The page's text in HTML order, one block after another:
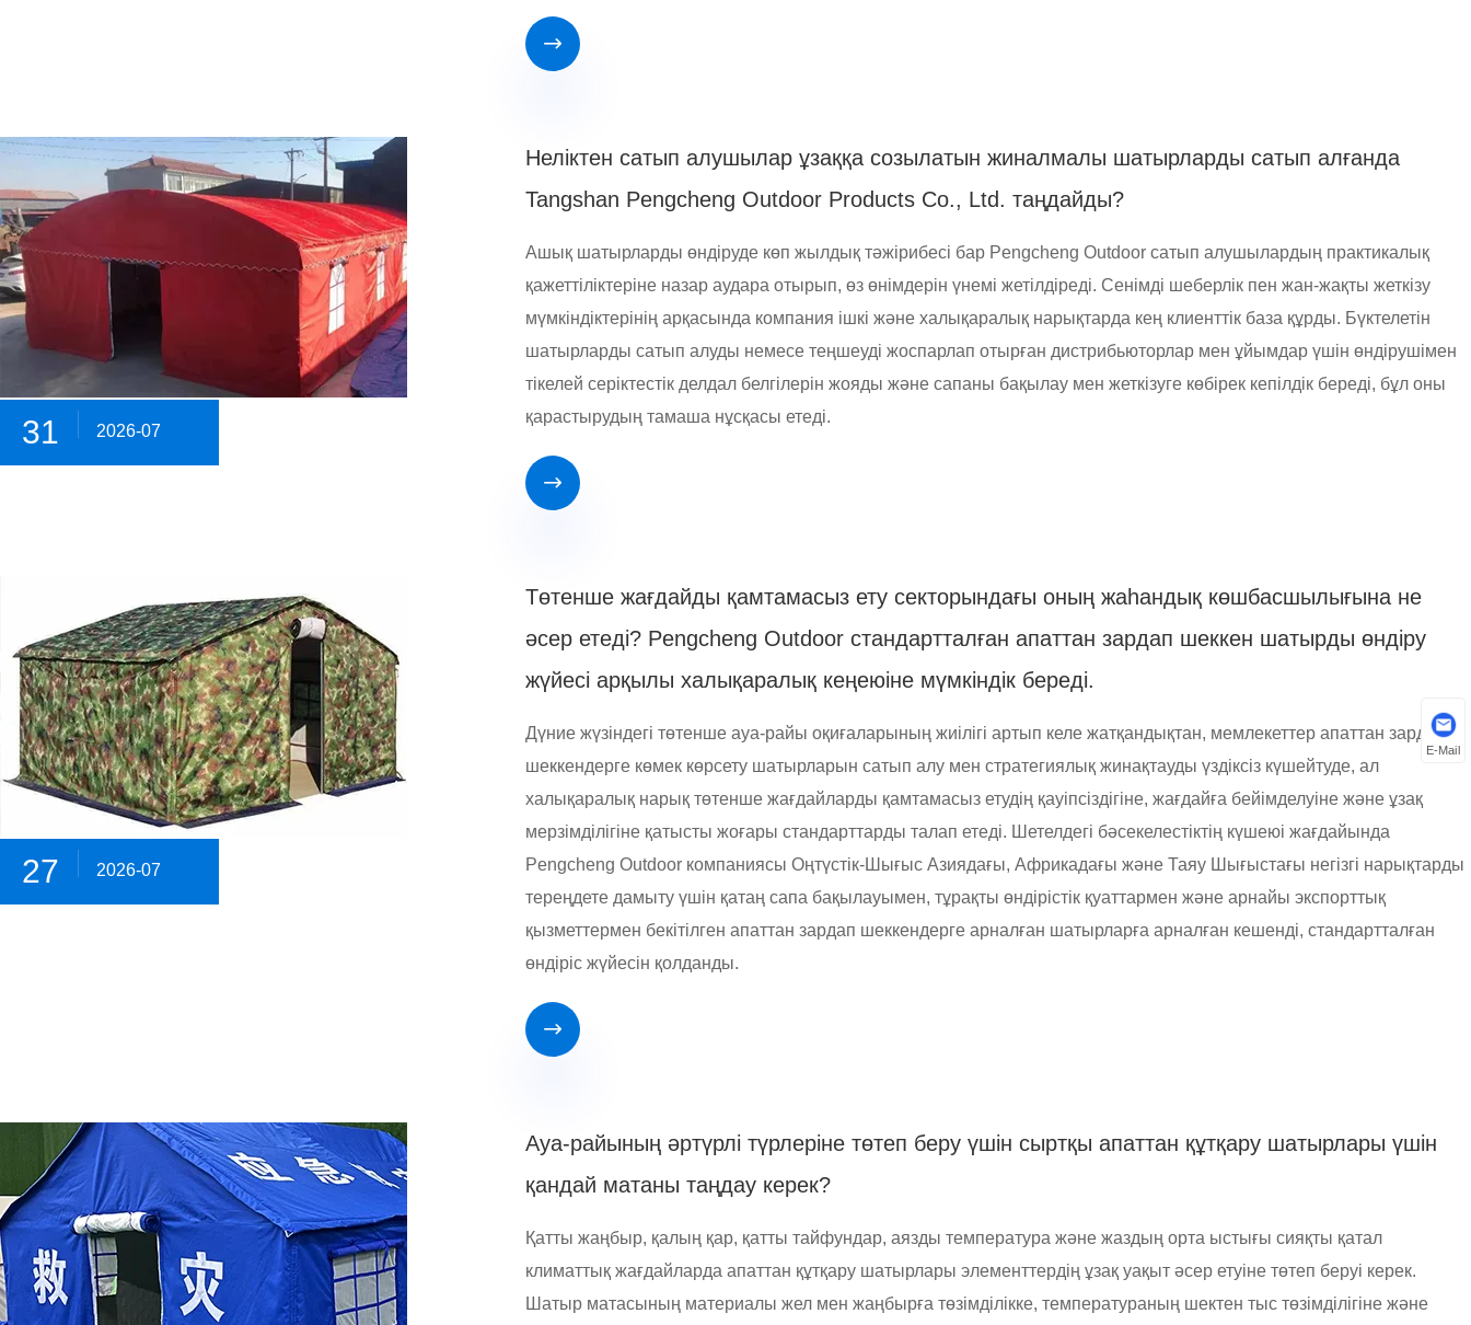

31 2026-07
Неліктен сатып алушылар ұзаққа созылатын жиналмалы шатырларды сатып алғанда
Tangshan Pengcheng Outdoor Products Co., Ltd. таңдайды?
Ашық шатырларды өндіруде көп жылдық тәжірибесі бар Pengcheng Outdoor сатып алушылардың практикалық
қажеттіліктеріне назар аудара отырып, өз өнімдерін үнемі жетілдіреді. Сенімді шеберлік пен жан-жақты жеткізу
мүмкіндіктерінің арқасында компания ішкі және халықаралық нарықтарда кең клиенттік база құрды. Бүктелетін
шатырларды сатып алуды немесе теңшеуді жоспарлап отырған дистрибьюторлар мен ұйымдар үшін өндірушімен
тікелей серіктестік делдал белгілерін жояды және сапаны бақылау мен жеткізуге көбірек кепілдік береді, бұл оны
қарастырудың тамаша нұсқасы етеді.

27 2026-07
Төтенше жағдайды қамтамасыз ету секторындағы оның жаһандық көшбасшылығына не
әсер етеді? Pengcheng Outdoor стандартталған апаттан зардап шеккен шатырды өндіру
жүйесі арқылы халықаралық кеңеюіне мүмкіндік береді.
Дүние жүзіндегі төтенше ауа-райы оқиғаларының жиілігі артып келе жатқандықтан, мемлекеттер апаттан зардап
шеккендерге көмек көрсету шатырларын сатып алу мен стратегиялық жинақтауды үздіксіз күшейтуде, ал
халықаралық нарық төтенше жағдайларды қамтамасыз етудің қауіпсіздігіне, жағдайға бейімделуіне және ұзақ
мерзімділігіне қатысты жоғары стандарттарды талап етеді. Шетелдегі бәсекелестіктің күшеюі жағдайында
Pengcheng Outdoor компаниясы Оңтүстік-Шығыс Азиядағы, Африкадағы және Таяу Шығыстағы негізгі нарықтарды
тереңдете дамыту үшін қатаң сапа бақылауымен, тұрақты өндірістік қуаттармен және арнайы экспорттық
қызметтермен бекітілген апаттан зардап шеккендерге арналған шатырларға арналған кешенді, стандартталған
өндіріс жүйесін қолданды.

Ауа-райының әртүрлі түрлеріне төтеп беру үшін сыртқы апаттан құтқару шатырлары үшін
қандай матаны таңдау керек?
Қатты жаңбыр, қалың қар, қатты тайфундар, аязды температура және жаздың орта ыстығы сияқты қатал
климаттық жағдайларда апаттан құтқару шатырлары элементтердің ұзақ уақыт әсер етуіне төтеп беруі керек.
Шатыр матасының материалы жел мен жаңбырға төзімділікке, температураның шектен тыс төзімділігіне және
E-Mail